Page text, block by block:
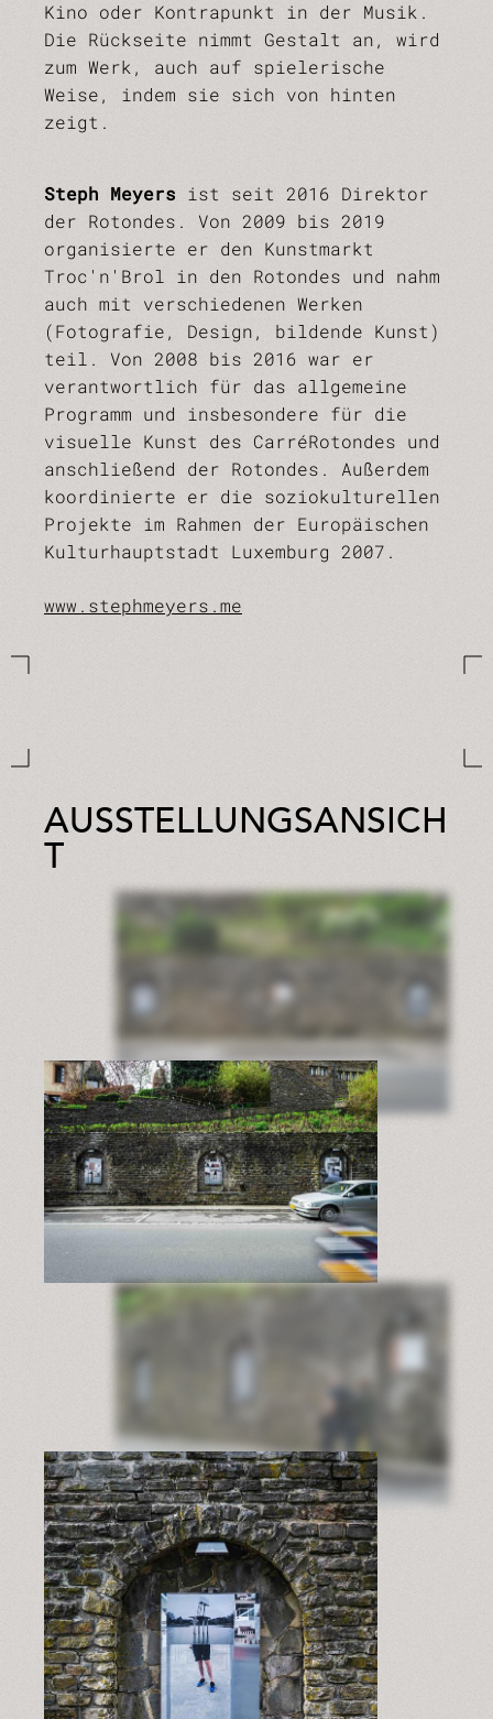
Kino oder Kontrapunkt in der Musik.
Die Rückseite nimmt Gestalt an, wird
zum Werk, auch auf spielerische
Weise, indem sie sich von hinten
zeigt.
Steph Meyers ist seit 2016 Direktor
der Rotondes. Von 2009 bis 2019
organisierte er den Kunstmarkt
Troc'n'Brol in den Rotondes und nahm
auch mit verschiedenen Werken
(Fotografie, Design, bildende Kunst)
teil. Von 2008 bis 2016 war er
verantwortlich für das allgemeine
Programm und insbesondere für die
visuelle Kunst des CarréRotondes und
anschließend der Rotondes. Außerdem
koordinierte er die soziokulturellen
Projekte im Rahmen der Europäischen
Kulturhauptstadt Luxemburg 2007.
www.stephmeyers.me
AUSSTELLUNGSANSICH
T